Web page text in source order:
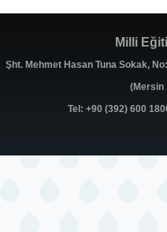
Milli
Şht. Mehmet Hasan Tuna Sokak,
(Mersin
Tel: +90 (392) 600